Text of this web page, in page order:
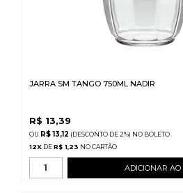
JARRA SM TANGO 750ML NADIR
R$ 13,39
R$ 13,12 (DESCONTO DE 2%) NO BOLETO
12X DE R$ 1,23
ADICIONAR